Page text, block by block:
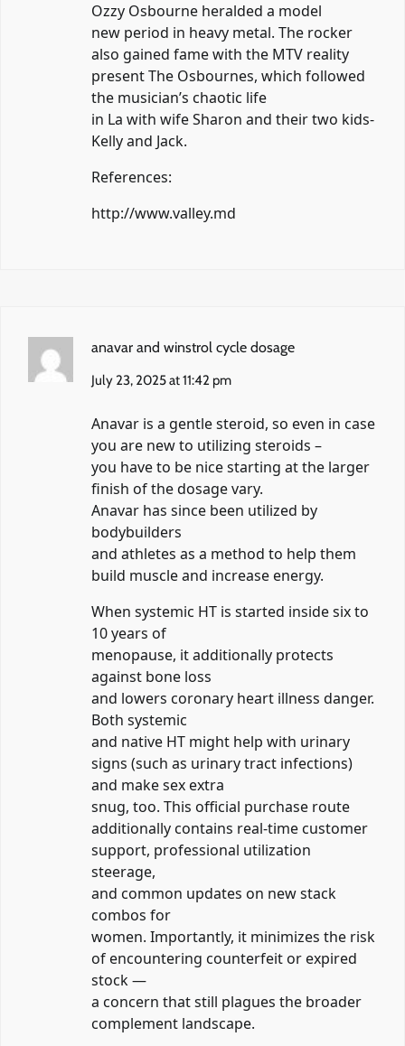
Ozzy Osbourne heralded a model
new period in heavy metal. The rocker
also gained fame with the MTV reality
present The Osbournes, which followed
the musician’s chaotic life
in La with wife Sharon and their two kids-
Kelly and Jack.
References:
http://www.valley.md
anavar and winstrol cycle dosage
July 23, 2025 at 11:42 pm
Anavar is a gentle steroid, so even in case
you are new to utilizing steroids –
you have to be nice starting at the larger
finish of the dosage vary.
Anavar has since been utilized by
bodybuilders
and athletes as a method to help them
build muscle and increase energy.
When systemic HT is started inside six to
10 years of
menopause, it additionally protects
against bone loss
and lowers coronary heart illness danger.
Both systemic
and native HT might help with urinary
signs (such as urinary tract infections)
and make sex extra
snug, too. This official purchase route
additionally contains real-time customer
support, professional utilization
steerage,
and common updates on new stack
combos for
women. Importantly, it minimizes the risk
of encountering counterfeit or expired
stock —
a concern that still plagues the broader
complement landscape.